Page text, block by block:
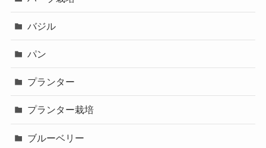
バジル
パン
プランター
プランター栽培
ブルーベリー